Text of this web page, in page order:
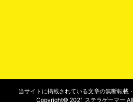
当サイトに掲載されている文章の無断転載
Copyright© 2021 ステラゲーマー